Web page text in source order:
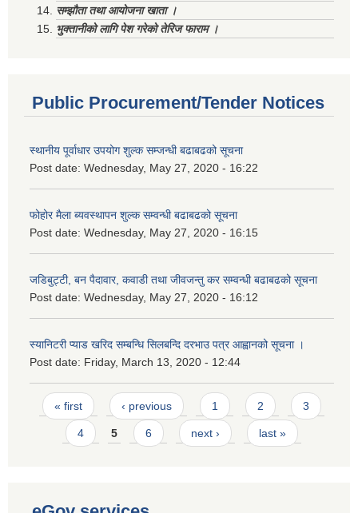
सम्झौता तथा आयोजना खाता ।
भुक्तानीको लागि पेश गरेको तेरिज फाराम ।
Public Procurement/Tender Notices
स्थानीय पूर्वाधार उपयोग शुल्क सम्जन्धी बढाबढको सूचना
Post date: Wednesday, May 27, 2020 - 16:22
फोहोर मैला ब्यवस्थापन शुल्क सम्वन्धी बढाबढको सूचना
Post date: Wednesday, May 27, 2020 - 16:15
जडिबुट्टी, बन पैदावार, कवाडी तथा जीवजन्तु कर सम्वन्धी बढाबढको सूचना
Post date: Wednesday, May 27, 2020 - 16:12
स्यानिटरी प्याड खरिद सम्बन्धि सिलबन्दि दरभाउ पत्र आह्वानको सूचना ।
Post date: Friday, March 13, 2020 - 12:44
Pages
« first ‹ previous 1 2 3
4 5 6 next › last »